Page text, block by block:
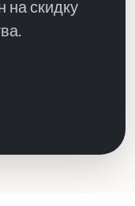
на скидку